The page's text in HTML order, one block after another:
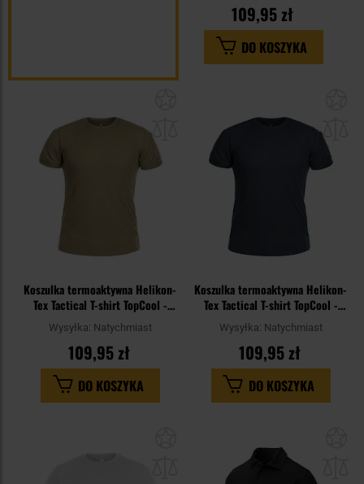
109,95 zł
DO KOSZYKA
schowka
Koszulka termoaktywna Helikon-
Tex Tactical T-shirt TopCool -
Khaki
Wysyłka: Natychmiast
109,95 zł
DO KOSZYKA
Koszulka termoaktywna Helikon-
Tex Tactical T-shirt TopCool -
Navy Blue
Wysyłka: Natychmiast
109,95 zł
DO KOSZYKA
schowka